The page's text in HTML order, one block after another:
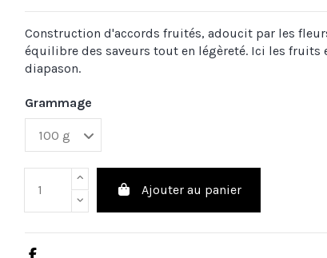
Construction d'accords fruités, adoucit par les
équilibre des saveurs tout en légèreté. Ici les fruits
diapason.
Grammage
Ajouter au panier